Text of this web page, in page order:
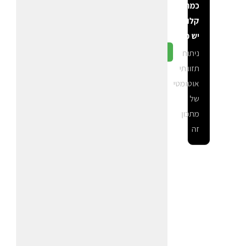
כמה
קלוריות
יש פה?
ניתוח
תזונתי
אוטומטי
של
מתכון
זה